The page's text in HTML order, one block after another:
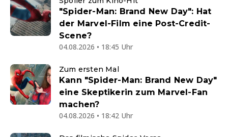
"Spider-Man: Brand New Day": Hat
der Marvel-Film eine Post-Credit-
Scene?
04.08.2026 • 18:45 Uhr
Zum ersten Mal
Kann "Spider-Man: Brand New Day"
eine Skeptikerin zum Marvel-Fan
machen?
04.08.2026 • 18:42 Uhr